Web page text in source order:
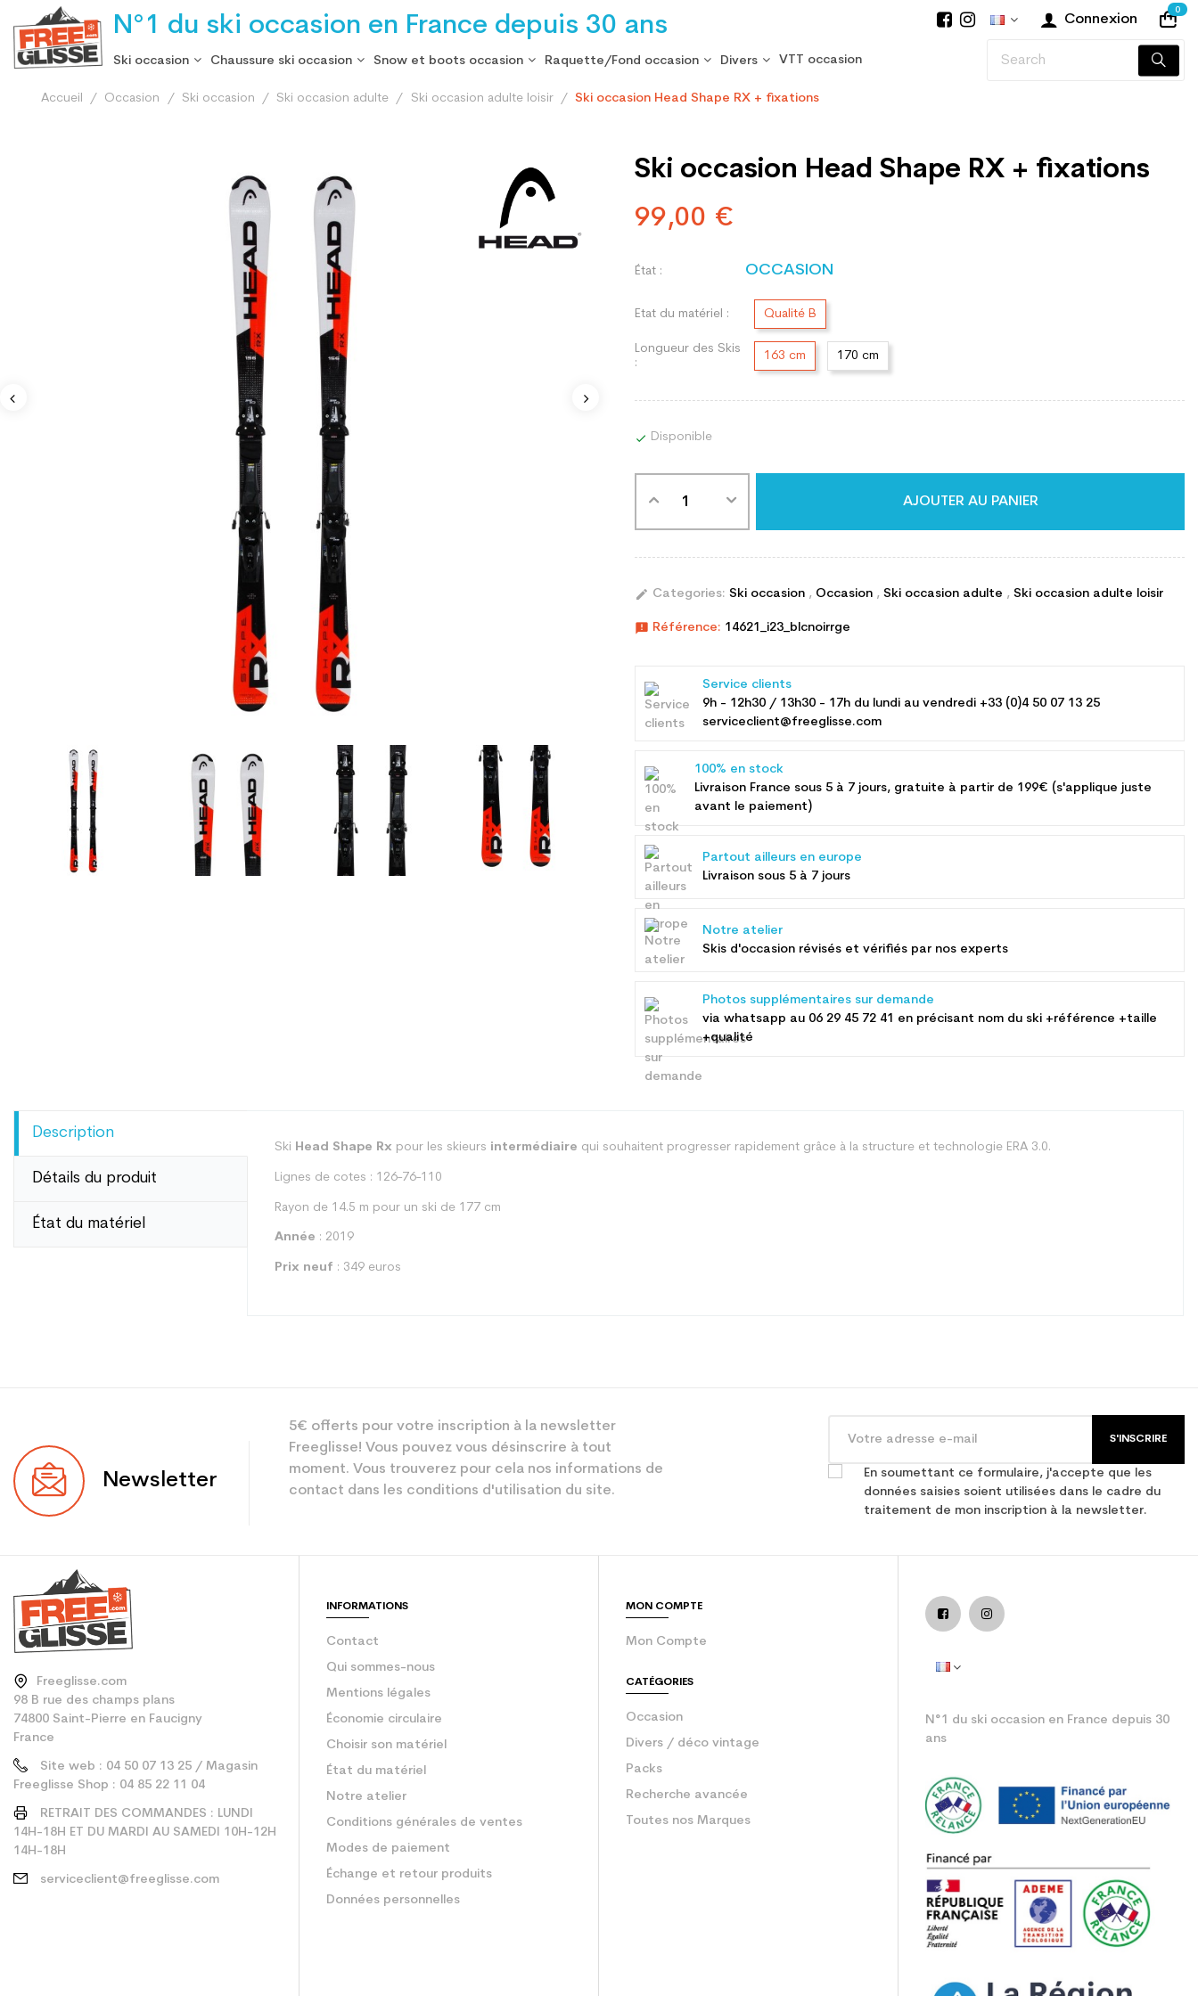
N°1 du ski occasion en France depuis 30 ans Connexion
0
Ski occasion Chaussure ski occasion Snow et boots occasion Raquette/Fond occasion Divers VTT occasion
Accueil Occasion Ski occasion Ski occasion adulte Ski occasion adulte loisir Ski occasion Head Shape RX + fixations
Ski occasion Head Shape RX + fixations
99,00 €
État : OCCASION
Etat du matériel : Qualité B
Longueur des Skis
:
163 cm 170 cm
 Disponible
AJOUTER AU PANIER
edit Categories: Ski occasion , Occasion , Ski occasion adulte , Ski occasion adulte loisir
announcement Référence: 14621_i23_blcnoirrge
Service clients
9h - 12h30 / 13h30 - 17h du lundi au vendredi +33 (0)4 50 07 13 25
serviceclient@freeglisse.com
100% en stock
Livraison France sous 5 à 7 jours, gratuite à partir de 199€ (s'applique juste
avant le paiement)
Partout ailleurs en europe
Livraison sous 5 à 7 jours
Notre atelier
Skis d'occasion révisés et vérifiés par nos experts
Photos supplémentaires sur demande
via whatsapp au 06 29 45 72 41 en précisant nom du ski +référence +taille
+qualité
Description
Détails du produit
État du matériel
Ski Head Shape Rx pour les skieurs intermédiaire qui souhaitent progresser rapidement grâce à la structure et technologie ERA 3.0.
Lignes de cotes : 126-76-110
Rayon de 14.5 m pour un ski de 177 cm
Année : 2019
Prix neuf : 349 euros
Utilisateur
Niveau
Newsletter
5€ offerts pour votre inscription à la newsletter
Freeglisse! Vous pouvez vous désinscrire à tout
moment. Vous trouverez pour cela nos informations de
contact dans les conditions d'utilisation du site.
S'INSCRIRE
En soumettant ce formulaire, j'accepte que les
données saisies soient utilisées dans le cadre du
traitement de mon inscription à la newsletter.
Freeglisse.com
98 B rue des champs plans
74800 Saint-Pierre en Faucigny
France
Site web : 04 50 07 13 25 / Magasin
Freeglisse Shop : 04 85 22 11 04
RETRAIT DES COMMANDES : LUNDI
14H-18H ET DU MARDI AU SAMEDI 10H-12H
14H-18H
serviceclient@freeglisse.com
INFORMATIONS
Contact
Qui sommes-nous
Mentions légales
Économie circulaire
Choisir son matériel
État du matériel
Notre atelier
Conditions générales de ventes
Modes de paiement
Échange et retour produits
Données personnelles
MON COMPTE
Mon Compte
CATÉGORIES
Occasion
Divers / déco vintage
Packs
Recherche avancée
Toutes nos Marques
N°1 du ski occasion en France depuis 30
ans